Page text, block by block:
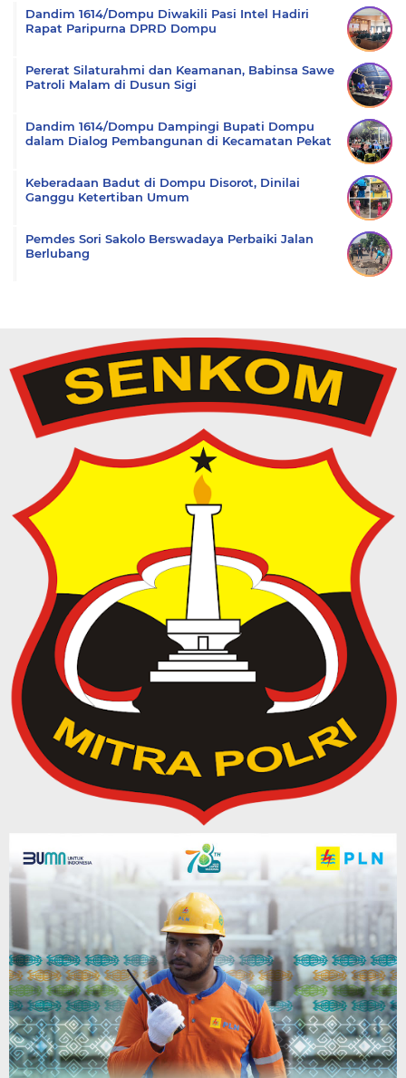
Dandim 1614/Dompu Diwakili Pasi Intel Hadiri
Rapat Paripurna DPRD Dompu
Pererat Silaturahmi dan Keamanan, Babinsa Sawe
Patroli Malam di Dusun Sigi
Dandim 1614/Dompu Dampingi Bupati Dompu
dalam Dialog Pembangunan di Kecamatan Pekat
Keberadaan Badut di Dompu Disorot, Dinilai
Ganggu Ketertiban Umum
Pemdes Sori Sakolo Berswadaya Perbaiki Jalan
Berlubang